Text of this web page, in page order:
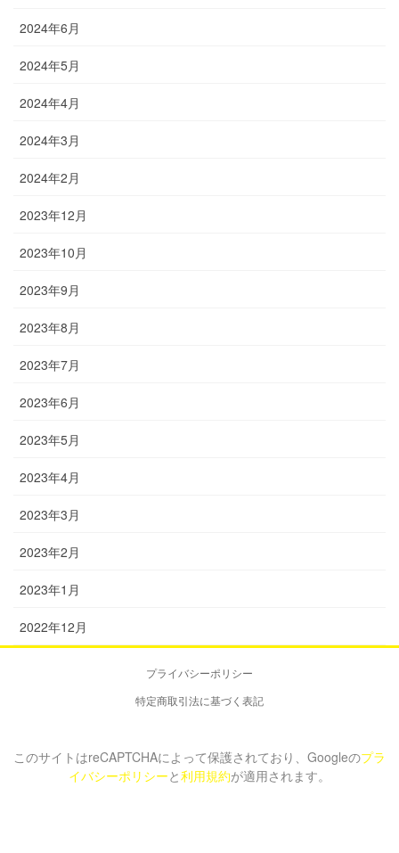
2024年6月
2024年5月
2024年4月
2024年3月
2024年2月
2023年12月
2023年10月
2023年9月
2023年8月
2023年7月
2023年6月
2023年5月
2023年4月
2023年3月
2023年2月
2023年1月
2022年12月
プライバシーポリシー
特定商取引法に基づく表記
このサイトはreCAPTCHAによって保護されており、Googleのプラ
イバシーポリシーと利用規約が適用されます。